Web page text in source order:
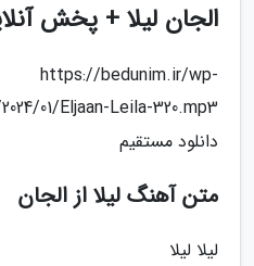
الجان لیلا + پخش
https://bedunim.ir/wp-
01/Eljaan-Leila-320.mp3
دانلود مستقیم
متن آهنگ لیلا از الجان
لیلا لیلا